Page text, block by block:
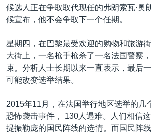
候选人正在争取取代现任的弗朗索瓦·奥
候宣布，他不会争取下一个任期。
星期四，在巴黎最受欢迎的购物和旅游
大街上，一名枪手枪杀了一名法国警察
束。分析人士长期以来一直表示，最后
可能改变选举结果。
2015年11月，在法国举行地区选举的几
恐怖袭击事件， 130人遇难。人们相信
提振勒庞的国民阵线的选情。而国民阵